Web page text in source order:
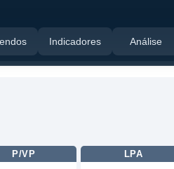
Indicadores Análise
P/VP LPA